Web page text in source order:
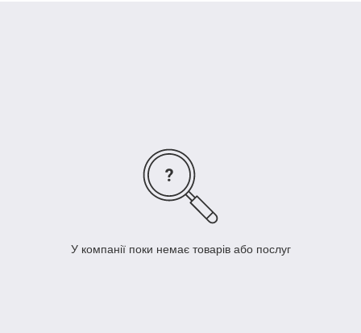
У компанії поки немає товарів або послуг